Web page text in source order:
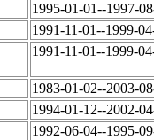
1995-01-01--1997-
1991-11-01--1999-
1991-11-01--1999-
1983-01-02--2003-
1994-01-12--2002-
1992-06-04--1995-